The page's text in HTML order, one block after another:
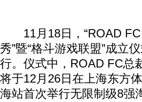
11月18日，“ROAD FC
秀”暨“格斗游戏联盟”成立
行。仪式中，ROAD FC总
将于12月26日在上海东方
海站首次举行无限制级8强